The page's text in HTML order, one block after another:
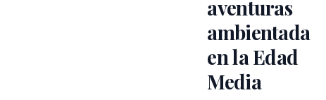
aventuras
ambientada
en la Edad
Media